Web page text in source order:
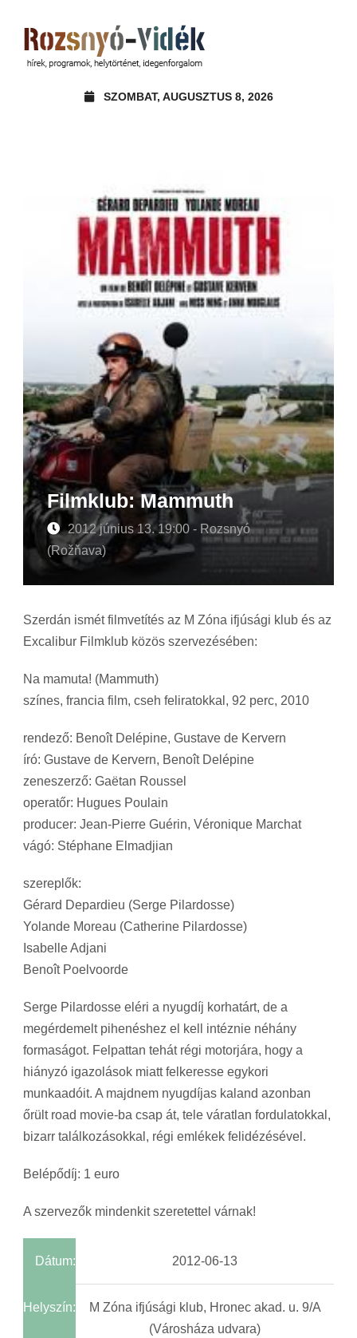
SZOMBAT, AUGUSZTUS 8, 2026
Filmklub: Mammuth
2012 június 13. 19:00 - Rozsnyó
(Rožňava)
Szerdán ismét filmvetítés az M Zóna ifjúsági klub és az
Excalibur Filmklub közös szervezésében:
Na mamuta! (Mammuth)
színes, francia film, cseh feliratokkal, 92 perc, 2010
rendező: Benoît Delépine, Gustave de Kervern
író: Gustave de Kervern, Benoît Delépine
zeneszerző: Gaëtan Roussel
operatőr: Hugues Poulain
producer: Jean-Pierre Guérin, Véronique Marchat
vágó: Stéphane Elmadjian
szereplők:
Gérard Depardieu (Serge Pilardosse)
Yolande Moreau (Catherine Pilardosse)
Isabelle Adjani
Benoît Poelvoorde
Serge Pilardosse eléri a nyugdíj korhatárt, de a
megérdemelt pihenéshez el kell intéznie néhány
formaságot. Felpattan tehát régi motorjára, hogy a
hiányzó igazolások miatt felkeresse egykori
munkaadóit. A majdnem nyugdíjas kaland azonban
őrült road movie-ba csap át, tele váratlan fordulatokkal,
bizarr találkozásokkal, régi emlékek felidézésével.
Belépődíj: 1 euro
A szervezők mindenkit szeretettel várnak!
Dátum: 2012-06-13
Helyszín:
M Zóna ifjúsági klub, Hronec akad. u. 9/A
(Városháza udvara)